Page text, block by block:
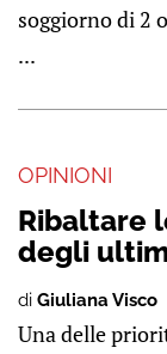
soggiorno di 2
...
OPINIONI
Ribaltare
degli
di Giuliana Visco
Una delle